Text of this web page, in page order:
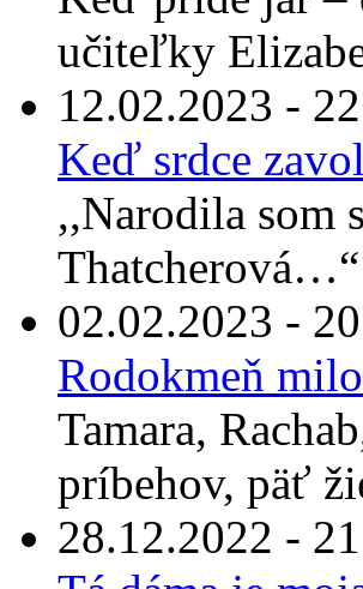
učiteľky
12.02.2023 -
Keď srdce
,,Narodila som
Thatcherová…“
02.02.2023 -
Rodokmeň
Tamara,
príbehov, päť
28.12.2022 -